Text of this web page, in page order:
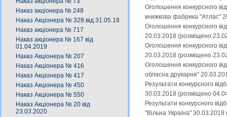
Наказ акціонера № 248
Наказ Акціонера № 328 від 31.05.18
Наказ акціонера № 717
Наказ акціонера № 167 від
01.04.2019
Наказ Акціонера № 207
Наказ Акціонера № 416
Наказ Акціонера № 417
Наказ Акціонера № 450
Наказ Акціонера № 550
Наказ Акціонера № 20 від
23.03.2020
Оголошення конкурсного
книжкова фабрика "Атлас"
Оголошення конкурсного
20.03.2018 (розміщено
Оголошення конкурсного
20.03.2018 (розміщено
Оголошення конкурсного
обласна друкарня"
Результати конкурсного
30.03.2018 (розміщено
Результати конкурсного
"Вільна Україна"